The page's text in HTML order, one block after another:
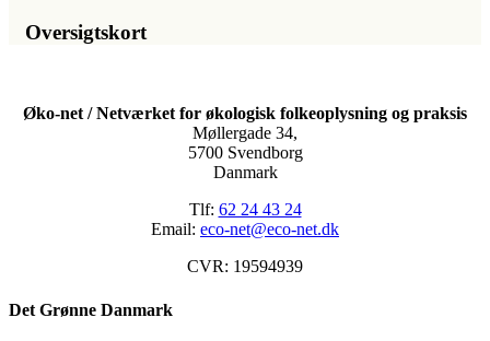
Oversigtskort
Øko-net / Netværket for økologisk folkeoplysning og praksis
Møllergade 34,
5700 Svendborg
Danmark
Tlf: 62 24 43 24
Email: eco-net@eco-net.dk
CVR: 19594939
Det Grønne Danmark